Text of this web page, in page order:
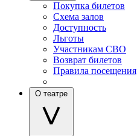
Покупка билетов
Схема залов
Доступность
Льготы
Участникам СВО
Возврат билетов
Правила посещения
О театре